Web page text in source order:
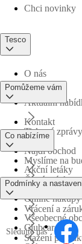
Chci novinky
Tesco
O nás
Aktuální
Tiskové zprávy
Myslíme na
Obchodní
Pomůžeme vám
Kontakt
Najdi obchod
Časté otázky
Vrácení a
Stažení
Co nabízíme
Akční letáky
Online nákupy
Clubcard
Podmínky a
Všeobecné
Sledujte nás